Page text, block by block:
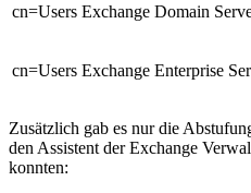
cn=Users Exchange Domain
cn=Users Exchange Enterprise
Zusätzlich gab es nur die
den Assistent der Exchange
konnten: